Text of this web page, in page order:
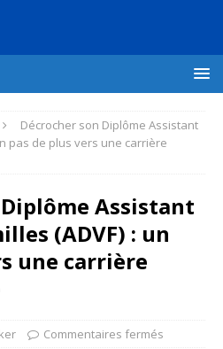
Décrocher son Diplôme Assistant
pas de plus vers une carrière
Assistant
(ADVF) : un
une carrière
Commentaires fermés